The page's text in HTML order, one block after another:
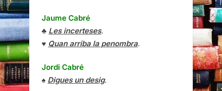
Jaume Cabré
♣ Les incerteses.
♥ Quan arriba la penombra.
Jordi Cabré
♠ Digues un desig.